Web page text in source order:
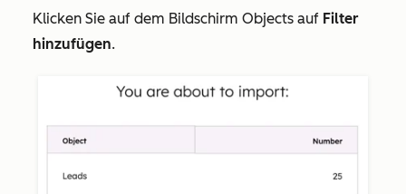
Klicken Sie auf dem Bildschirm Objects auf Filter
hinzufügen.